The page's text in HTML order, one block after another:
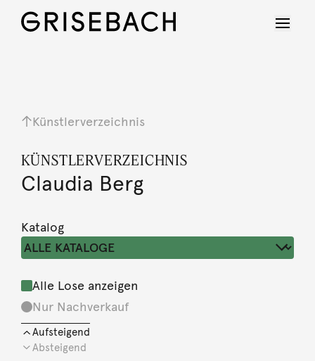
Künstlerverzeichnis
KÜNSTLERVERZEICHNIS
Claudia Berg
Katalog
Alle Lose anzeigen
Nur Nachverkauf
Aufsteigend
Absteigend